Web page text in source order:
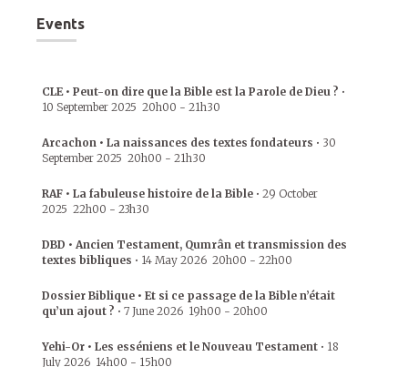
Events
CLE • Peut-on dire que la Bible est la Parole de Dieu ? •
10 September 2025 20h00 - 21h30
Arcachon • La naissances des textes fondateurs • 30
September 2025 20h00 - 21h30
RAF • La fabuleuse histoire de la Bible • 29 October
2025 22h00 - 23h30
DBD • Ancien Testament, Qumrân et transmission des
textes bibliques • 14 May 2026 20h00 - 22h00
Dossier Biblique • Et si ce passage de la Bible n’était
qu’un ajout ? • 7 June 2026 19h00 - 20h00
Yehi-Or • Les esséniens et le Nouveau Testament • 18
July 2026 14h00 - 15h00